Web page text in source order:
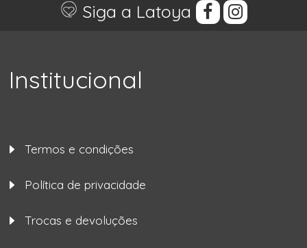
Siga a Latoya
Institucional
Termos e condições
Política de privacidade
Trocas e devoluções